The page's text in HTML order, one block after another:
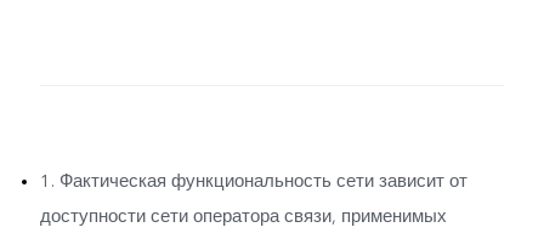
1. Фактическая функциональность сети зависит от
доступности сети оператора связи, применимых